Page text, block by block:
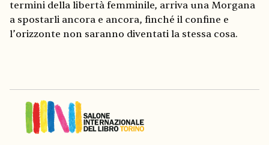
termini della libertà femminile, arriva una Morgana
a spostarli ancora e ancora, finché il confine e
l’orizzonte non saranno diventati la stessa cosa.